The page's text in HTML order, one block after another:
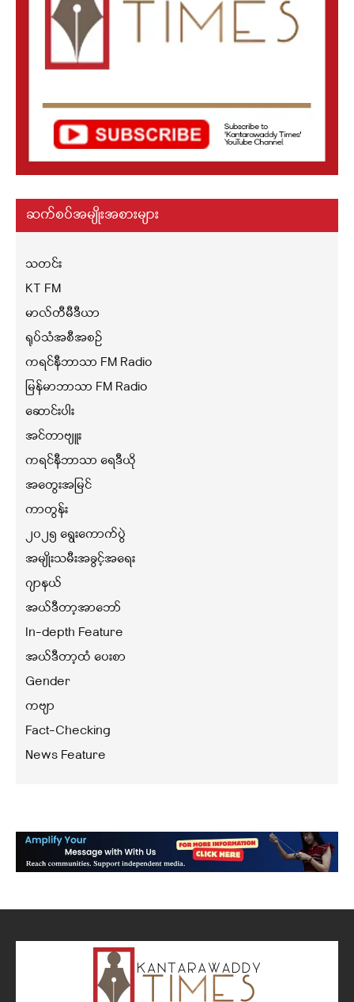
ဆက်စပ်အမျိုးအစားများ
သတင်း
KT FM
မာလ်တီမီဒီယာ
ရုပ်သံအစီအစဉ်
ကရင်နီဘာသာ FM Radio
မြန်မာဘာသာ FM Radio
ဆောင်းပါး
အင်တာဗျူး
ကရင်နီဘာသာ ရေဒီယို
အတွေးအမြင်
ကာတွန်း
၂၀၂၅ ရွေးကောက်ပွဲ
အမျိုးသမီးအခွင့်အရေး
ဂျာနယ်
အယ်ဒီတာ့အာဘော်
In-depth Feature
အယ်ဒီတာ့ထံ ပေးစာ
Gender
ကဗျာ
Fact-Checking
News Feature